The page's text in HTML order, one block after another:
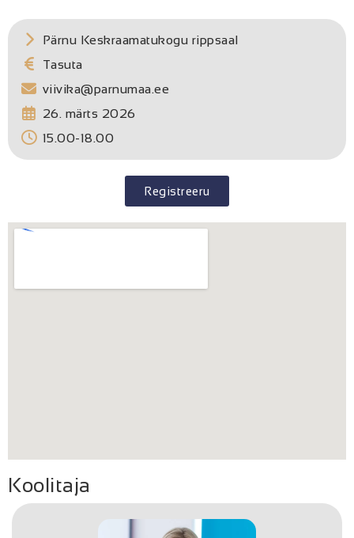
Pärnu Keskraamatukogu rippsaal
Tasuta
viivika@parnumaa.ee
26. märts 2026
15.00-18.00
Registreeru
Koolitaja